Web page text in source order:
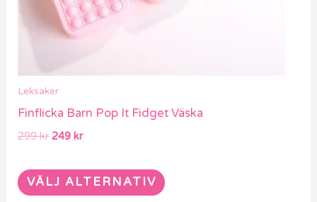
Leksaker
Finflicka Barn Pop It Fidget Väska
299kr 249kr
VÄLJ ALTERNATIV
väljas
produktsidan